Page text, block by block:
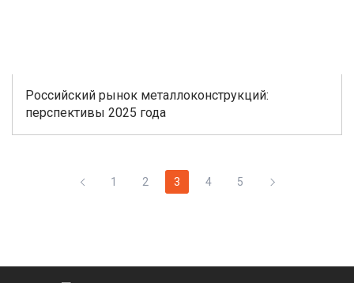
Российский рынок металлоконструкций:
перспективы 2025 года
1 2 3 4 5